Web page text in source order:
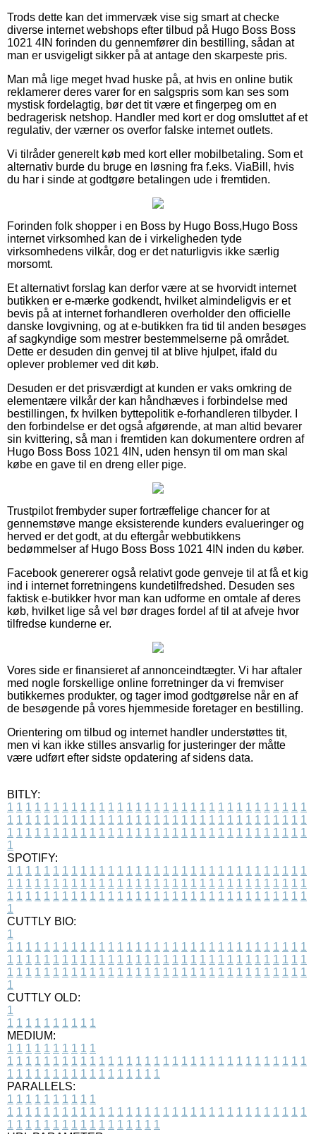
Trods dette kan det immervæk vise sig smart at checke
diverse internet webshops efter tilbud på Hugo Boss Boss
1021 4IN forinden du gennemfører din bestilling, sådan at
man er usvigeligt sikker på at antage den skarpeste pris.
Man må lige meget hvad huske på, at hvis en online butik
reklamerer deres varer for en salgspris som kan ses som
mystisk fordelagtig, bør det tit være et fingerpeg om en
bedragerisk netshop. Handler med kort er dog omsluttet af et
regulativ, der værner os overfor falske internet outlets.
Vi tilråder generelt køb med kort eller mobilbetaling. Som et
alternativ burde du bruge en løsning fra f.eks. ViaBill, hvis
du har i sinde at godtgøre betalingen ude i fremtiden.
Forinden folk shopper i en Boss by Hugo Boss,Hugo Boss
internet virksomhed kan de i virkeligheden tyde
virksomhedens vilkår, dog er det naturligvis ikke særlig
morsomt.
Et alternativt forslag kan derfor være at se hvorvidt internet
butikken er e-mærke godkendt, hvilket almindeligvis er et
bevis på at internet forhandleren overholder den officielle
danske lovgivning, og at e-butikken fra tid til anden besøges
af sagkyndige som mestrer bestemmelserne på området.
Dette er desuden din genvej til at blive hjulpet, ifald du
oplever problemer ved dit køb.
Desuden er det prisværdigt at kunden er vaks omkring de
elementære vilkår der kan håndhæves i forbindelse med
bestillingen, fx hvilken byttepolitik e-forhandleren tilbyder. I
den forbindelse er det også afgørende, at man altid bevarer
sin kvittering, så man i fremtiden kan dokumentere ordren af
Hugo Boss Boss 1021 4IN, uden hensyn til om man skal
købe en gave til en dreng eller pige.
Trustpilot frembyder super fortræffelige chancer for at
gennemstøve mange eksisterende kunders evalueringer og
herved er det godt, at du eftergår webbutikkens
bedømmelser af Hugo Boss Boss 1021 4IN inden du køber.
Facebook genererer også relativt gode genveje til at få et kig
ind i internet forretningens kundetilfredshed. Desuden ses
faktisk e-butikker hvor man kan udforme en omtale af deres
køb, hvilket lige så vel bør drages fordel af til at afveje hvor
tilfredse kunderne er.
Vores side er finansieret af annonceindtægter. Vi har aftaler
med nogle forskellige online forretninger da vi fremviser
butikkernes produkter, og tager imod godtgørelse når en af
de besøgende på vores hjemmeside foretager en bestilling.
Orientering om tilbud og internet handler understøttes tit,
men vi kan ikke stilles ansvarlig for justeringer der måtte
være udført efter sidste opdatering af sidens data.
BITLY:
1 1 1 1 1 1 1 1 1 1 1 1 1 1 1 1 1 1 1 1 1 1 1 1 1 1 1 1 1 1 1 1 1
1 1 1 1 1 1 1 1 1 1 1 1 1 1 1 1 1 1 1 1 1 1 1 1 1 1 1 1 1 1 1 1 1
1 1 1 1 1 1 1 1 1 1 1 1 1 1 1 1 1 1 1 1 1 1 1 1 1 1 1 1 1 1 1 1 1
1
SPOTIFY:
1 1 1 1 1 1 1 1 1 1 1 1 1 1 1 1 1 1 1 1 1 1 1 1 1 1 1 1 1 1 1 1 1
1 1 1 1 1 1 1 1 1 1 1 1 1 1 1 1 1 1 1 1 1 1 1 1 1 1 1 1 1 1 1 1 1
1 1 1 1 1 1 1 1 1 1 1 1 1 1 1 1 1 1 1 1 1 1 1 1 1 1 1 1 1 1 1 1 1
1
CUTTLY BIO:
1
1 1 1 1 1 1 1 1 1 1 1 1 1 1 1 1 1 1 1 1 1 1 1 1 1 1 1 1 1 1 1 1 1
1 1 1 1 1 1 1 1 1 1 1 1 1 1 1 1 1 1 1 1 1 1 1 1 1 1 1 1 1 1 1 1 1
1 1 1 1 1 1 1 1 1 1 1 1 1 1 1 1 1 1 1 1 1 1 1 1 1 1 1 1 1 1 1 1 1
1
CUTTLY OLD:
1
1 1 1 1 1 1 1 1 1 1
MEDIUM:
1 1 1 1 1 1 1 1 1 1
1 1 1 1 1 1 1 1 1 1 1 1 1 1 1 1 1 1 1 1 1 1 1 1 1 1 1 1 1 1 1 1 1
1 1 1 1 1 1 1 1 1 1 1 1 1 1 1 1 1
PARALLELS:
1 1 1 1 1 1 1 1 1 1
1 1 1 1 1 1 1 1 1 1 1 1 1 1 1 1 1 1 1 1 1 1 1 1 1 1 1 1 1 1 1 1 1
1 1 1 1 1 1 1 1 1 1 1 1 1 1 1 1 1